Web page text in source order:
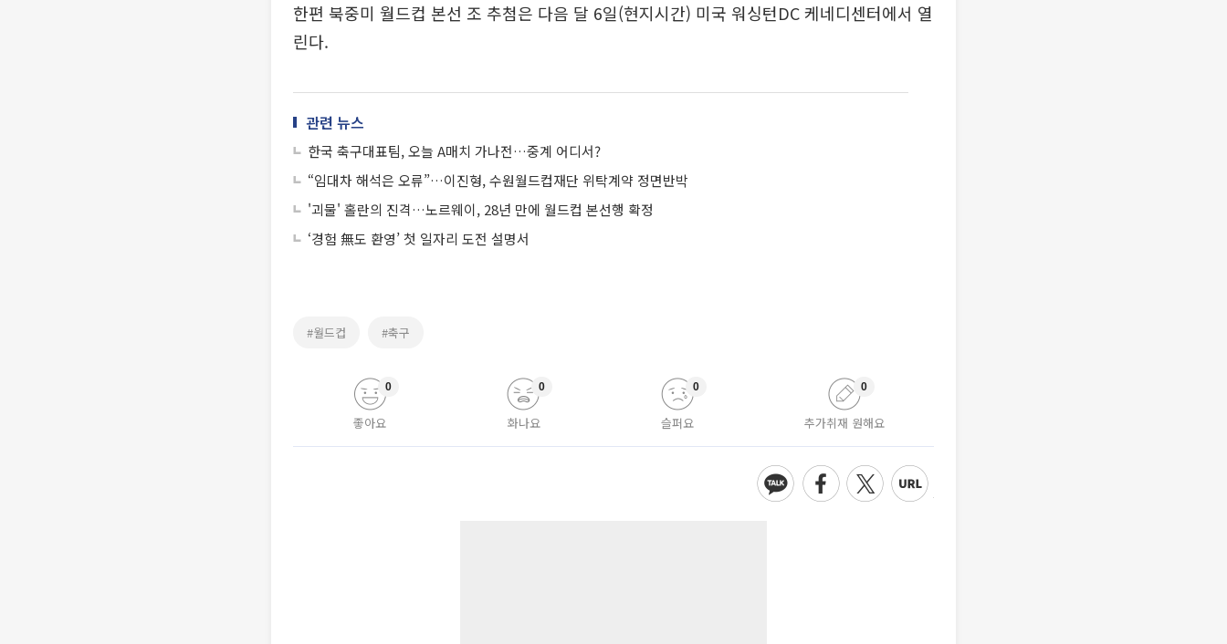
한편 북중미 월드컵 본선 조 추첨은 다음 달 6일(현지시간) 미국 워싱턴DC 케네디센터에서 열
린다.
관련 뉴스
한국 축구대표팀, 오늘 A매치 가나전…중계 어디서?
“임대차 해석은 오류”…이진형, 수원월드컵재단 위탁계약 정면반박
'괴물' 홀란의 진격…노르웨이, 28년 만에 월드컵 본선행 확정
‘경험 無도 환영’ 첫 일자리 도전 설명서
#월드컵 #축구
좋아요
0
화나요
0
슬퍼요
0
추가취재 원해요
0